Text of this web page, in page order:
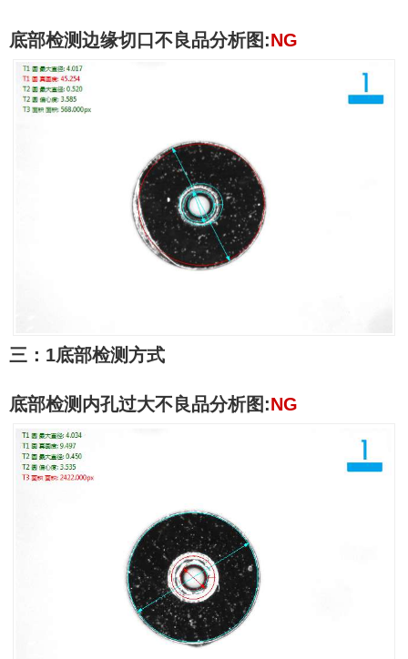
底部检测边缘切口不良品分析图 :NG
三： 1底部检测方式
底部检测内孔过大不良品分析图 :NG